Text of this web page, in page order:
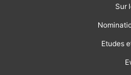
Sur
Etudes